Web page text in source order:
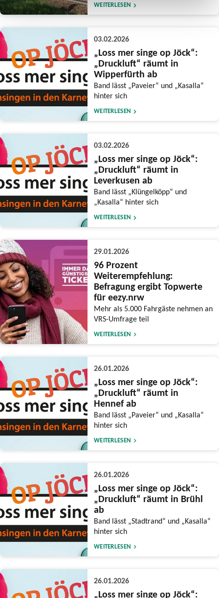
WEITERLESEN
03.02.2026
„Loss mer singe op Jöck“:
„Druckluft“ räumt in
Wipperfürth ab
Band lässt „Paveier“ und „Kasalla“
hinter sich
WEITERLESEN
03.02.2026
„Loss mer singe op Jöck“:
„Druckluft“ räumt in
Leverkusen ab
Band lässt „Klüngelköpp“ und
„Kasalla“ hinter sich
WEITERLESEN
29.01.2026
96 Prozent
Weiterempfehlung:
Befragung ergibt Topwerte
für eezy.nrw
Mehr als 5.000 Fahrgäste nehmen an
VRS-Umfrage teil
WEITERLESEN
26.01.2026
„Loss mer singe op Jöck“:
„Druckluft“ räumt in
Hennef ab
Band lässt „Paveier“ und „Kasalla“
hinter sich
WEITERLESEN
26.01.2026
„Loss mer singe op Jöck“:
„Druckluft“ räumt in Brühl
ab
Band lässt „Stadtrand“ und „Kasalla“
hinter sich
WEITERLESEN
26.01.2026
„Loss mer singe op Jöck“: